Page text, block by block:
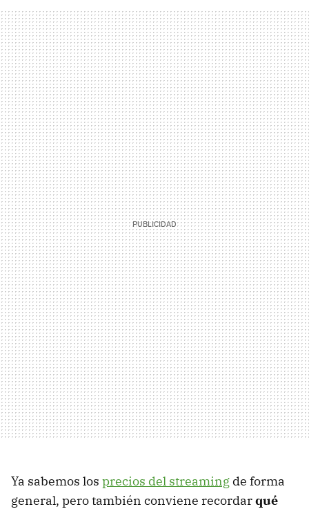
Ya sabemos los precios del streaming de forma
general, pero también conviene recordarqué